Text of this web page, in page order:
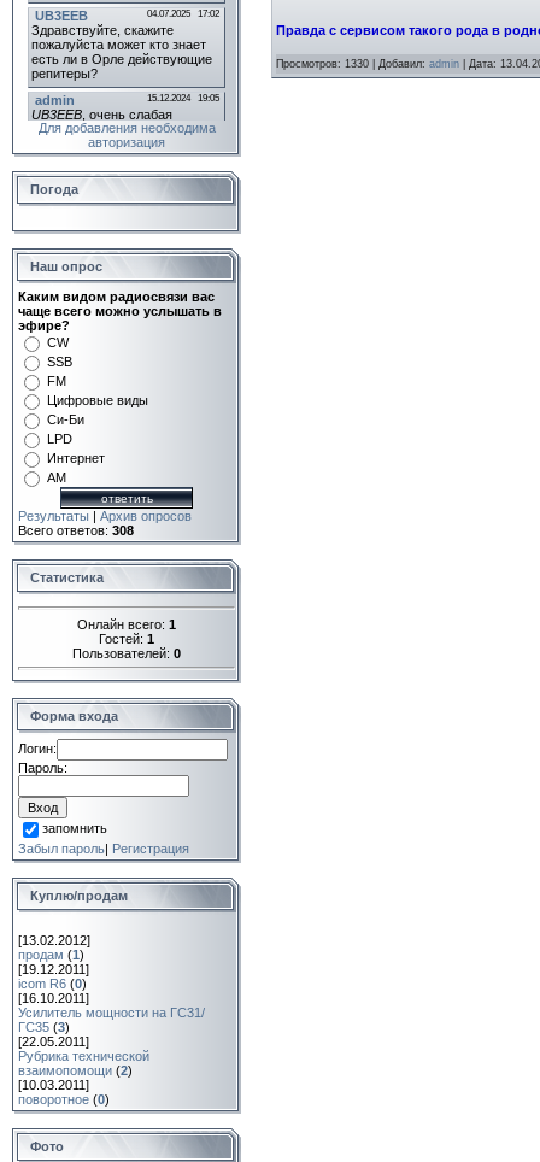
Для добавления необходима
авторизация
Погода
Наш опрос
Каким видом радиосвязи вас
чаще всего можно услышать в
эфире?
CW
SSB
FM
Цифровые виды
Си-Би
LPD
Интернет
AM
Результаты | Архив опросов
Всего ответов: 308
Статистика
Онлайн всего: 1
Гостей: 1
Пользователей: 0
Форма входа
Логин:
Пароль:
запомнить
Забыл пароль| Регистрация
Куплю/продам
[13.02.2012]
продам (1)
[19.12.2011]
icom R6 (0)
[16.10.2011]
Усилитель мощности на ГС31/
ГС35 (3)
[22.05.2011]
Рубрика технической
взаимопомощи (2)
[10.03.2011]
поворотное (0)
Фото
Правда с сервисом такого рода в
Просмотров: 1330 Добавил: admin Дата: